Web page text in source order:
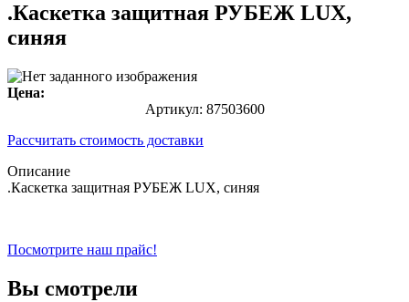
.Каскетка защитная РУБЕЖ LUX,
синяя
Цена:
Артикул: 87503600
Рассчитать стоимость доставки
Описание
.Каскетка защитная РУБЕЖ LUX, синяя
Посмотрите наш прайс!
Вы смотрели